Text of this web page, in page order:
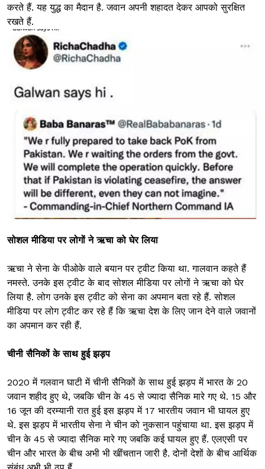
करते हैं. यह युद्ध का मैदान है. जवान अपनी शहादत देकर आपको सुरक्षित
रखते हैं.
सोशल मीडिया पर लोगों ने ऋचा को घेर लिया
ऋचा ने सेना के पीओके वाले बयान पर ट्वीट किया था. गालवान कहते हैं
नमस्ते. उनके इस ट्वीट के बाद सोशल मीडिया पर लोगों ने ऋचा को घेर
लिया है. लोग उनके इस ट्वीट को सेना का अपमान बता रहे हैं. सोशल
मीडिया पर लोग ट्वीट कर रहे हैं कि ऋचा देश के लिए जान देने वाले जवानों
का अपमान कर रही हैं.
चीनी सैनिकों के साथ हुई झड़प
2020 में गलवान घाटी में चीनी सैनिकों के साथ हुई झड़प में भारत के 20
जवान शहीद हुए थे, जबकि चीन के 45 से ज्यादा सैनिक मारे गए थे. 15 और
16 जून की दरम्यानी रात हुई इस झड़प में 17 भारतीय जवान भी घायल हुए
थे. इस झड़प में भारतीय सेना ने चीन को नुकसान पहुंचाया था. इस झड़प में
चीन के 45 से ज्यादा सैनिक मारे गए जबकि कई घायल हुए हैं. एलएसी पर
चीन और भारत के बीच अभी भी खींचतान जारी है. दोनों देशों के बीच आर्थिक